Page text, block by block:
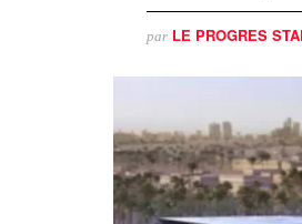
par LE PROGRES